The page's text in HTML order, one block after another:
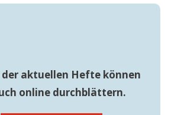
aktuellen Hefte können
online durchblättern.